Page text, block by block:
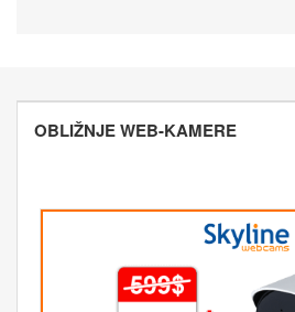
OBLIŽNJE WEB-KAMERE